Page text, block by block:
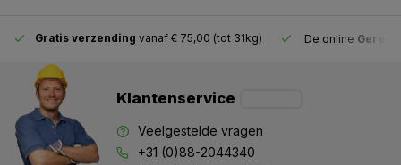
Gratis verzending vanaf € 75,00 (tot 31kg) De online
Klantenservice
Veelgestelde vragen
+31 (0)88-2044340